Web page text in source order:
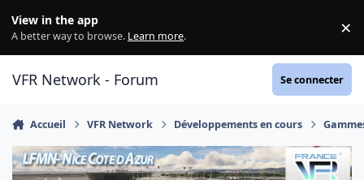
View in the app
A better way to browse. Learn more. ×
VFR Network - Forum Se connecter
Accueil VFR Network Développements en cours